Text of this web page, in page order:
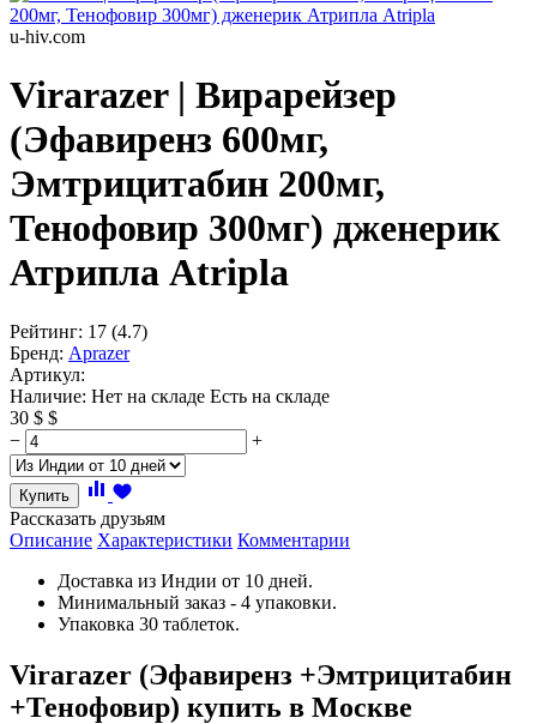
u-hiv.com
Virarazer | Вирарейзер
(Эфавиренз 600мг,
Эмтрицитабин 200мг,
Тенофовир 300мг) дженерик
Атрипла Atripla
Рейтинг: 17 (4.7)
Бренд: Aprazer
Артикул:
Наличие: Нет на складе Есть на складе
30 $ $
−
+
Купить
Рассказать друзьям
Описание Характеристики Комментарии
Доставка из Индии от 10 дней.
Минимальный заказ - 4 упаковки.
Упаковка 30 таблеток.
Virarazer (Эфавиренз +Эмтрицитабин
+Тенофовир) купить в Москве